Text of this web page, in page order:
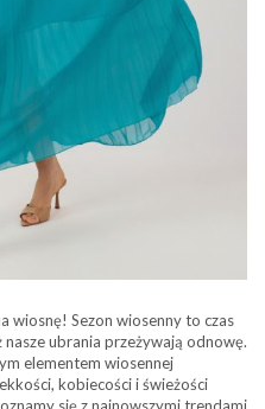
wiosnę! Sezon wiosenny to czas
ubrania przeżywają odnowę.
elementem wiosennej
kobiecości i świeżości